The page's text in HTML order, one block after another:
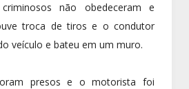
não obedeceram e
troca de tiros e o condutor
veículo e bateu em um muro.
presos e o motorista foi